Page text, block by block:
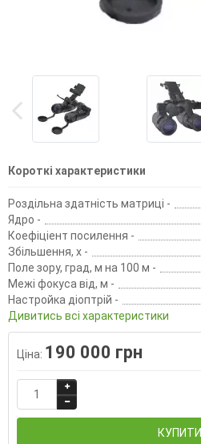
Короткі характеристики
Роздільна здатність матриці -
Ядро -
Коефіціент посилення -
Збільшення, х -
Поле зору, град, м на 100 м -
Межі фокуса від, м -
Настройка діоптрій -
Дивитись всі характеристики
Ціна: 190 000 грн
КУПИТИ